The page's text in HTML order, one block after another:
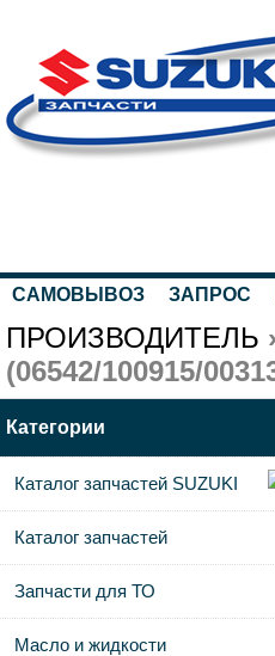
САМОВЫВОЗ ЗАПРОС
ПРОИЗВОДИТЕЛЬ
(06542/100915/
Категории
Каталог запчастей SUZUKI
Каталог запчастей
Запчасти для ТО
Масло и жидкости